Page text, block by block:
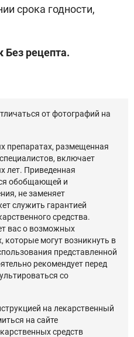
срока годности,
Без рецепта.
от фотографий на
препаратах, размещенная
включает
лет. Приведенная
обобщающей и
не заменяет
служить гарантией
средства.
вас о возможных
которые могут возникнуть в
представленной
рекомендует перед
со
на лекарственный
на сайте
средств